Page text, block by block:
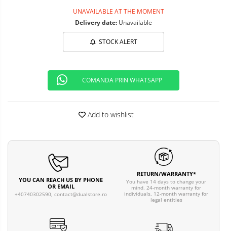
UNAVAILABLE AT THE MOMENT
Delivery date: Unavailable
STOCK ALERT
COMANDA PRIN WHATSAPP
Add to wishlist
YOU CAN REACH US BY PHONE
OR EMAIL
+40740302590, contact@dualstore.ro
RETURN/WARRANTY*
You have 14 days to change your
mind. 24-month warranty for
individuals, 12-month warranty for
legal entities